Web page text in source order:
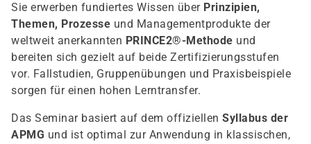
Sie erwerben fundiertes Wissen über Prinzipien,
Themen, Prozesse und Managementprodukte der
weltweit anerkannten PRINCE2®-Methode und
bereiten sich gezielt auf beide Zertifizierungsstufen
vor. Fallstudien, Gruppenübungen und Praxisbeispiele
sorgen für einen hohen Lerntransfer.
Das Seminar basiert auf dem offiziellen Syllabus der
APMG und ist optimal zur Anwendung in klassischen,